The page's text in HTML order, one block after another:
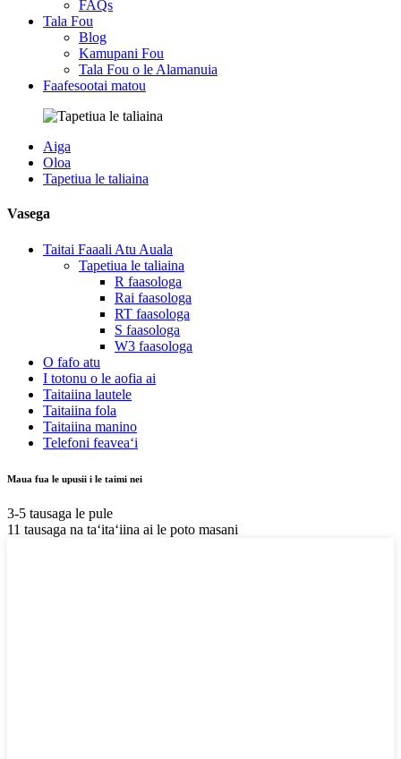
FAQs
Tala Fou
Blog
Kamupani Fou
Tala Fou o le Alamanuia
Faafesootai matou
Aiga
Oloa
Tapetiua le taliaina
Vasega
Taitai Faaali Atu Auala
Tapetiua le taliaina
R faasologa
Rai faasologa
RT faasologa
S faasologa
W3 faasologa
O fafo atu
I totonu o le aofia ai
Taitaiina lautele
Taitaiina fola
Taitaiina manino
Telefoni feaveaʻi
Maua fua le upusii i le taimi nei
3-5 tausaga le pule
11 tausaga na taʻitaʻiina ai le poto masani